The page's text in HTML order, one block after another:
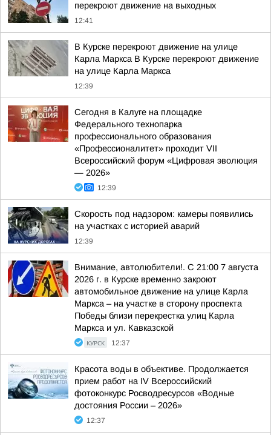
перекроют движение на выходных
12:41
В Курске перекроют движение на улице
Карла Маркса В Курске перекроют движение
на улице Карла Маркса
12:39
Сегодня в Калуге на площадке
Федерального технопарка
профессионального образования
«Профессионалитет» проходит VII
Всероссийский форум «Цифровая эволюция
— 2026»
12:39
Скорость под надзором: камеры появились
на участках с историей аварий
12:39
Внимание, автолюбители!. С 21:00 7 августа
2026 г. в Курске временно закроют
автомобильное движение на улице Карла
Маркса – на участке в сторону проспекта
Победы близи перекрестка улиц Карла
Маркса и ул. Кавказской
КУРСК 12:37
Красота воды в объективе. Продолжается
прием работ на IV Всероссийский
фотоконкурс Росводресурсов «Водные
достояния России – 2026»
12:37